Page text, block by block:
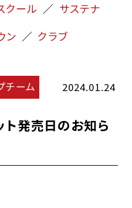
クール
サステナ
ン
クラブ
チーム 2024.01.24
発売日のお知ら